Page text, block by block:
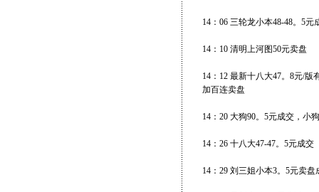
14：06 三轮龙小本48-48。5元
14：10 清明上河图50元卖盘
14：12 最新十八大47。8元/版
加百连卖盘
14：20 大狗90。5元成交，小
14：26 十八大47-47。5元成交
14：29 刘三姐小本3。5元卖